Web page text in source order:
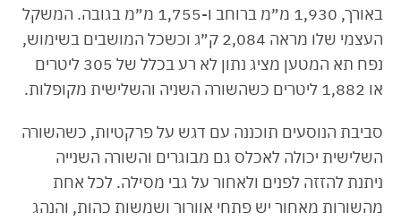
באורך, 1,930 מ״מ ברוחב ו-1,755 מ״מ בגובה. המשקל
העצמי שלו מראה 2,084 ק״ג וכשכל המושבים בשימוש,
נפח תא המטען מציג נתון לא רע בכלל של 305 ליטרים
או 1,882 ליטרים כשהשורה השניה והשלישית מקופלות.
סביבת הנוסעים תוכננה עם דגש על פרקטיות, כשהשורה
השלישית יכולה לאכלס גם מבוגרים והשורה השנייה
ניתנת להזזה לפנים ולאחור על גבי מסילה. לכל אחת
מהשורות מאחור יש פתחי אוורור ושמשות כהות, והנהג